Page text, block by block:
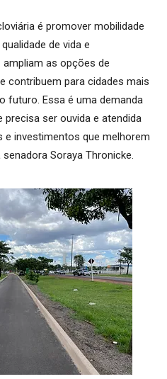
é promover mobilidade
de vida e
as opções de
contribuem para cidades mais
futuro. Essa é uma demanda
ser ouvida e atendida
e investimentos que melhorem
Soraya Thronicke.